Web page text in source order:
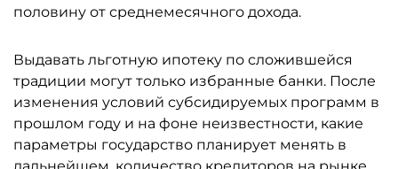
половину от среднемесячного дохода.
Выдавать льготную ипотеку по сложившейся
традиции могут только избранные банки. После
изменения условий субсидируемых программ в
прошлом году и на фоне неизвестности, какие
параметры государство планирует менять в